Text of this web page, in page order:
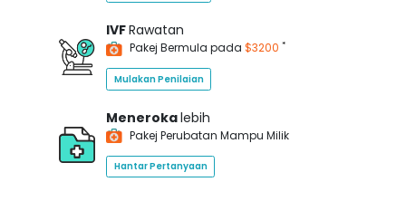
IVFRawatan
Pakej Bermula pada $3200 *
Mulakan Penilaian
Menerokalebih
Pakej Perubatan Mampu Milik
Hantar Pertanyaan